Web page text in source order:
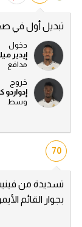
تبديل أول في
دخول
إيدير
مدافع
خروج
إدواردو
وسط
70
تسديدة من
بجوار القائم